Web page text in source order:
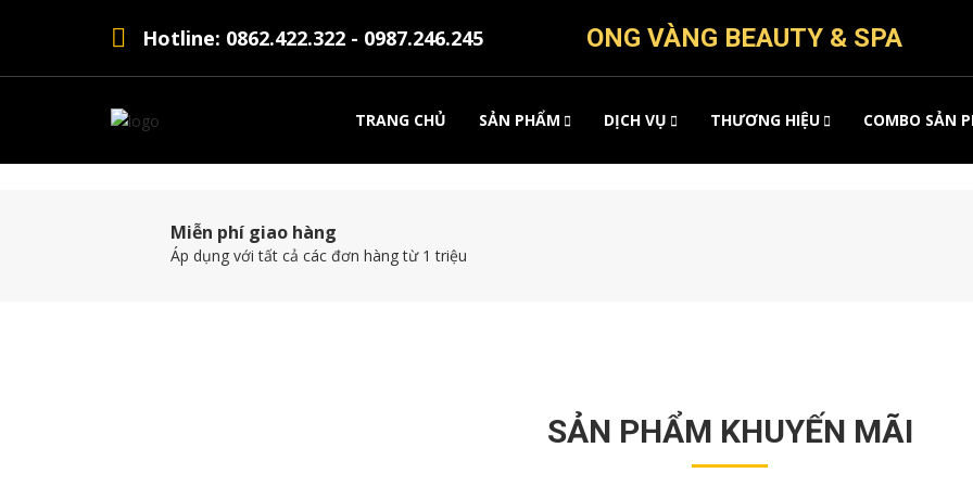
Hotline: 0862.422.322 - 0987.246.245 ONG VÀNG BEAUTY & SPA
TRANG CHỦ SẢN PHẨM DỊCH VỤ THƯƠNG HIỆU COMBO SẢN
GIẢM GIÁ CỰC LỚN
- 35% NHIỀU SẢN PHẨM
Xem Ngay
Miễn phí giao hàng
Áp dụng với tất cả các đơn hàng từ 1 triệu
SẢN PHẨM KHUYẾN MÃI